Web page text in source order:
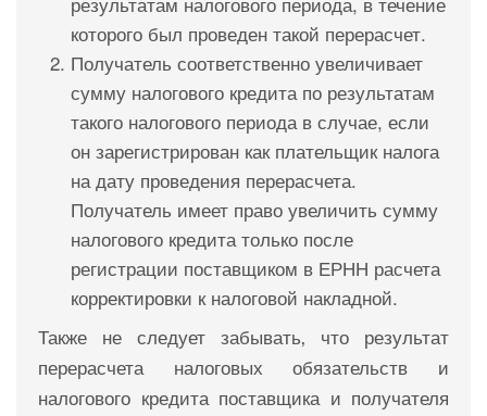
которого был проведен такой перерасчет.
Получатель соответственно увеличивает
сумму налогового кредита по результатам
такого налогового периода в случае, если
он зарегистрирован как плательщик налога
на дату проведения перерасчета.
Получатель имеет право увеличить сумму
налогового кредита только после
регистрации поставщиком в ЕРНН расчета
корректировки к налоговой накладной.
Также не следует забывать, что результат
перерасчета налоговых обязательств и
налогового кредита поставщика и получателя